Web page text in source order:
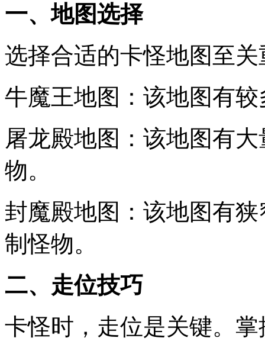
一、地图选择
选择合适的卡怪地图至
牛魔王地图：该地图有
屠龙殿地图：该地图有
物。
封魔殿地图：该地图有
制怪物。
二、走位技巧
卡怪时，走位是关键。